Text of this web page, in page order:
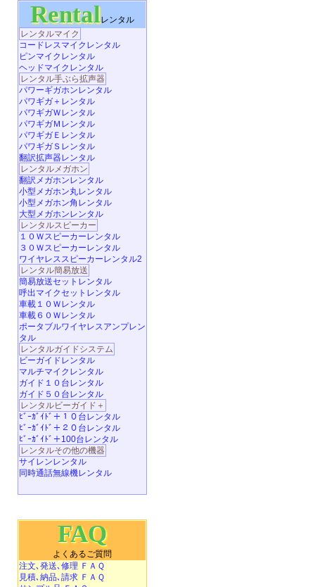
Rentalレンタル
レンタルマイク
コードレスマイクレンタル
ピンマイクレンタル
ヘッドマイクレンタル
レンタル手ぶら拡声器
パワーギガホンレンタル
パワギガ＋レンタル
パワギガＷレンタル
パワギガＭレンタル
パワギガＥレンタル
パワギガＳレンタル
翻訳拡声器レンタル
レンタルメガホン
翻訳メガホンレンタル
小型メガホン丸レンタル
小型メガホン角レンタル
大型メガホンレンタル
レンタルスピーカー
１０Ｗスピーカーレンタル
３０Ｗスピーカーレンタル
ワイヤレススピーカーレンタル2
レンタル簡易放送
簡易放送セットレンタル
呼出マイクセットレンタル
車載１０Ｗレンタル
車載６０Ｗレンタル
ポータブルワイヤレスアンプレン
タル
レンタルガイドシステム
ビーガイドレンタル
マルチマイクレンタル
ガイド１０台レンタル
ガイド５０台レンタル
レンタルビーガイド＋
ﾋﾞｰｶﾞｲﾄﾞ＋１０台レンタル
ﾋﾞｰｶﾞｲﾄﾞ＋２０台レンタル
ﾋﾞｰｶﾞｲﾄﾞ＋100台レンタル
レンタルその他の機器
サイレンレンタル
同時通話無線機レンタル
FAQ
よくあるご質問
注文､発送､修理 ＦＡＱ
見積､納品､請求 ＦＡＱ